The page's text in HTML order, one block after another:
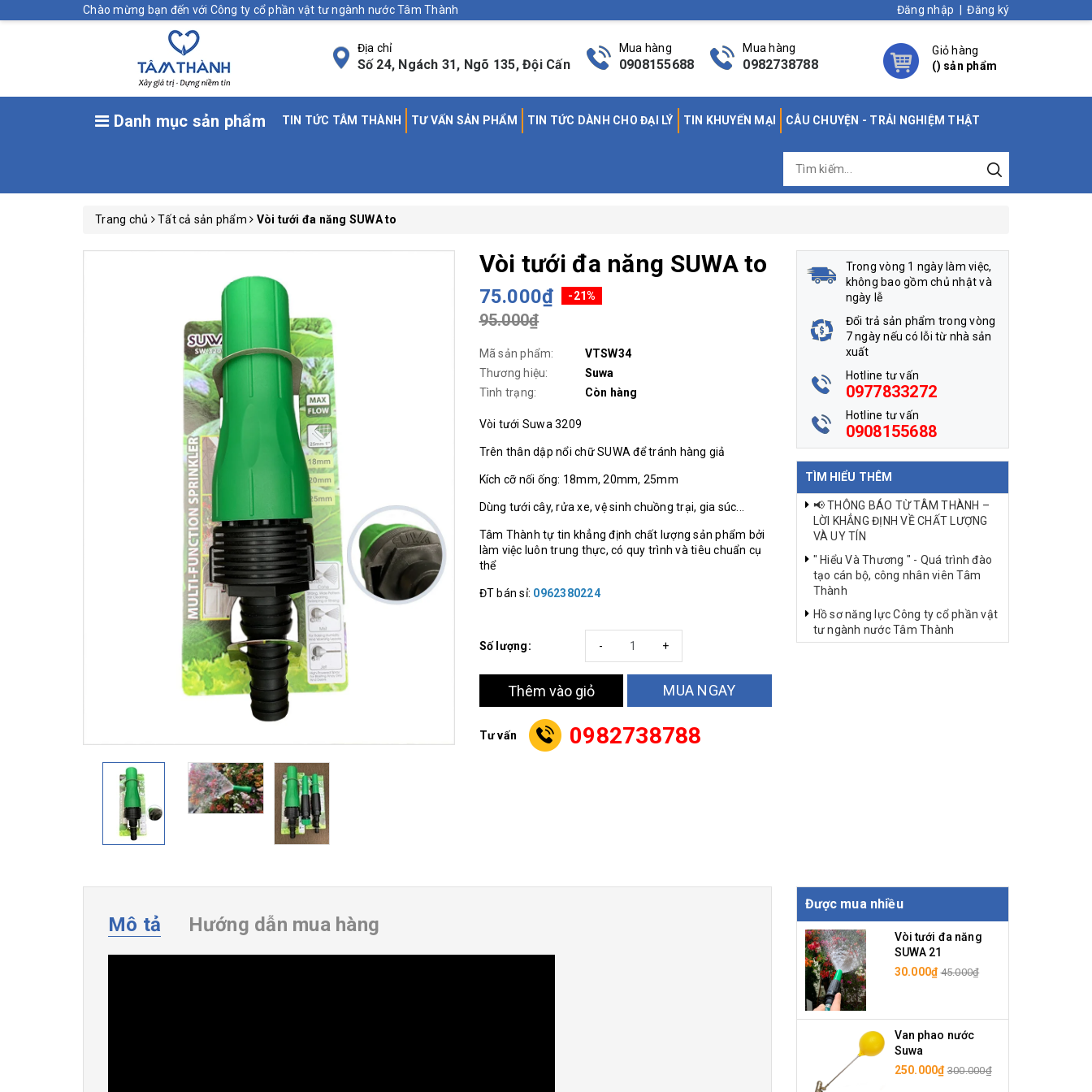
Chào mừng bạn đến với Công ty cổ phần vật tư ngành nước Tâm Thành Đăng nhập Đăng ký
Địa chỉ
Số 24, Ngách 31, Ngõ 135, Đội Cấn
Mua hàng
0908155688
Mua hàng
0982738788
Giỏ hàng
() sản phẩm
Danh mục sản phẩm TIN TỨC TÂM THÀNH TƯ VẤN SẢN PHẨM TIN TỨC DÀNH CHO ĐẠI LÝ TIN KHUYẾN MẠI CÂU CHUYỆN - TRẢI NGHIỆM THẬT
Trang chủ Tất cả sản phẩm Vòi tưới đa năng SUWA to
Vòi tưới đa năng SUWA to
75.000₫ -21%
95.000₫
Mã sản phẩm:
VTSW34
Thương hiệu:
Suwa
Tình trạng:
Còn hàng
Vòi tưới Suwa 3209
Trên thân dập nổi chữ SUWA để tránh hàng giả
Kích cỡ nối ống: 18mm, 20mm, 25mm
Dùng tưới cây, rửa xe, vệ sinh chuồng trại, gia súc...
Tâm Thành tự tin khẳng định chất lượng sản phẩm bởi
làm việc luôn trung thực, có quy trình và tiêu chuẩn cụ
thể
ĐT bán sỉ: 0962380224
Số lượng: +
-
Thêm vào giỏ MUA NGAY
Tư vấn 0982738788
Trong vòng 1 ngày làm việc,
không bao gồm chủ nhật và
ngày lễ
Đổi trả sản phẩm trong vòng
7 ngày nếu có lỗi từ nhà sản
xuất
Hotline tư vấn
0977833272
Hotline tư vấn
0908155688
TÌM HIỂU THÊM
📢 THÔNG BÁO TỪ TÂM THÀNH –
LỜI KHẲNG ĐỊNH VỀ CHẤT LƯỢNG
VÀ UY TÍN
" Hiểu Và Thương " - Quá trình đào
tạo cán bộ, công nhân viên Tâm
Thành
Hồ sơ năng lực Công ty cổ phần vật
tư ngành nước Tâm Thành
Mô tả Hướng dẫn mua hàng
Được mua nhiều
Vòi tưới đa năng
SUWA 21
30.000₫ 45.000₫
Van phao nước
Suwa
250.000₫ 300.000₫